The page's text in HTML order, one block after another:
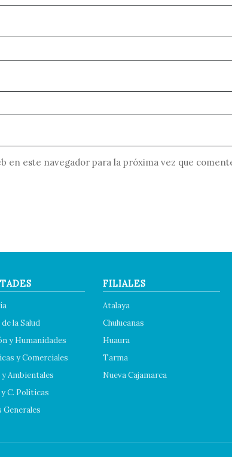
en este navegador para la próxima vez que
la Salud
y Humanidades
y Comerciales
Ambientales
C. Políticas
Generales
FILIALES
Atalaya
Chulucanas
Huaura
Tarma
Nueva Cajamarca